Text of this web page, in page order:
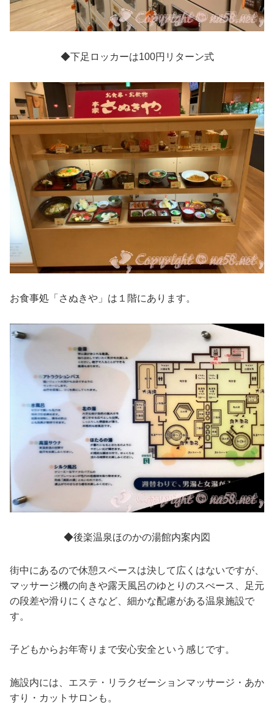
◆下足ロッカーは100円リターン式
お食事処「さぬきや」は１階にあります。
◆後楽温泉ほのかの湯館内案内図
街中にあるので休憩スペースは決して広くはないですが、
マッサージ機の向きや露天風呂のゆとりのスぺース、足元
の段差や滑りにくさなど、細かな配慮がある温泉施設で
す。
子どもからお年寄りまで安心安全という感じです。
施設内には、エステ・リラクゼーションマッサージ・あか
すり・カットサロンも。